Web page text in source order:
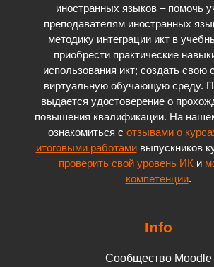
иностранных языков – помочь
преподавателям иностранных
методику интеграции икт в
приобрести практические
использования икт; cоздать свою
виртуальную обучающую среду.
выдается удостоверение о
повышения квалификации. На
ознакомиться с отзывами о
итоговыми работамивыпускников
проверить свой уровень ИКи
компетенции.
Info
Сообщество Moodle